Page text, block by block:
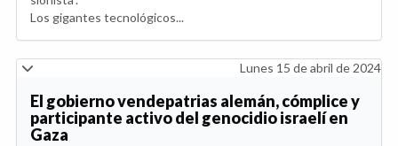
Los gigantes tecnológicos...
Lunes 15 de abril de 2024
El gobierno vendepatrias alemán, cómplice y
participante activo del genocidio israelí en
Gaza